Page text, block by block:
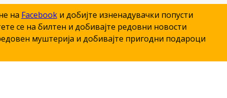
на Facebookи добијте изненадувачки попусти
се на билтен и добивајте редовни новости
муштерија и добивајте пригодни подароци